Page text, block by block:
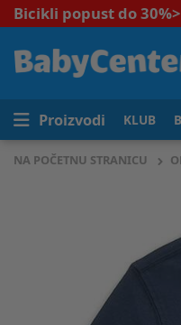
Bicikli popust do 30%
Proizvodi KLUB
NA POČETNU STRANICU